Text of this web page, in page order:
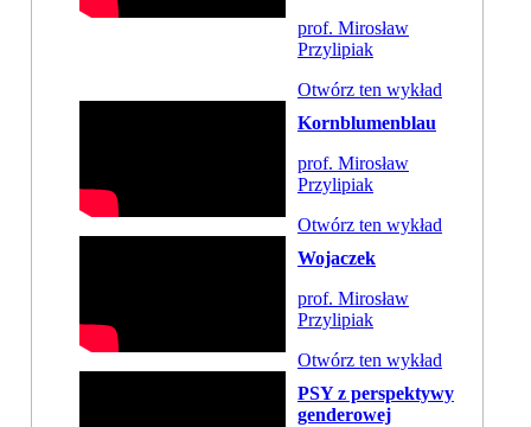
prof. Mirosław
Przylipiak
Otwórz ten wykład
Kornblumenblau
prof. Mirosław
Przylipiak
Otwórz ten wykład
Wojaczek
prof. Mirosław
Przylipiak
Otwórz ten wykład
PSY z perspektywy
genderowej